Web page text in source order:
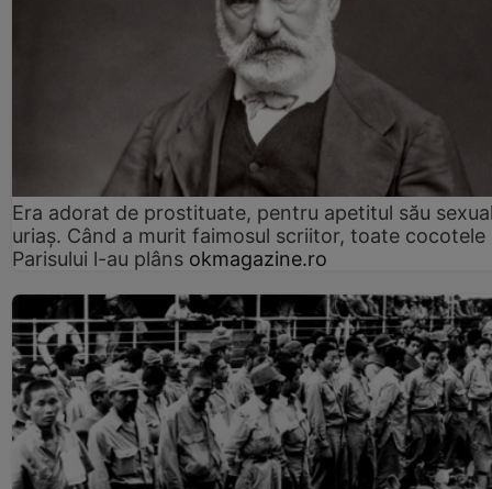
Era adorat de prostituate, pentru apetitul său
uriaș. Când a murit faimosul scriitor, toate cocotele
Parisului l-au plâns okmagazine.ro